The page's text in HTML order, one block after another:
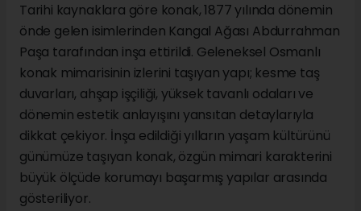
Tarihi kaynaklara göre konak, 1877 yılında dönemin
önde gelen isimlerinden Kangal Ağası Abdurrahman
Paşa tarafından inşa ettirildi. Geleneksel Osmanlı
konak mimarisinin izlerini taşıyan yapı; kesme taş
duvarları, ahşap işçiliği, yüksek tavanlı odaları ve
dönemin estetik anlayışını yansıtan detaylarıyla
dikkat çekiyor. İnşa edildiği yılların yaşam kültürünü
günümüze taşıyan konak, özgün mimari karakterini
büyük ölçüde korumayı başarmış yapılar arasında
gösteriliyor.